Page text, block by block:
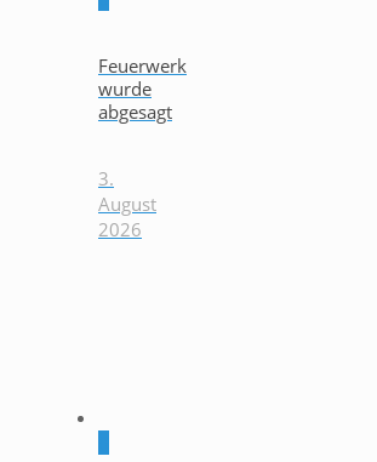
Feuerwerk
wurde
abgesagt
3.
August
2026